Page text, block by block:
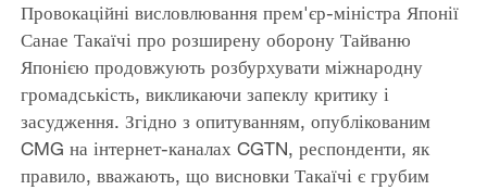
Провокаційні висловлювання прем'єр-міністра Японії
Санае Такаїчі про розширену оборону Тайваню
Японією продовжують розбурхувати міжнародну
громадськість, викликаючи запеклу критику і
засудження. Згідно з опитуванням, опублікованим
CMG на інтернет-каналах CGTN, респонденти, як
правило, вважають, що висновки Такаїчі є грубим